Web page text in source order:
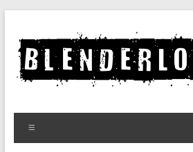
contenu
Blenderlounge
Le